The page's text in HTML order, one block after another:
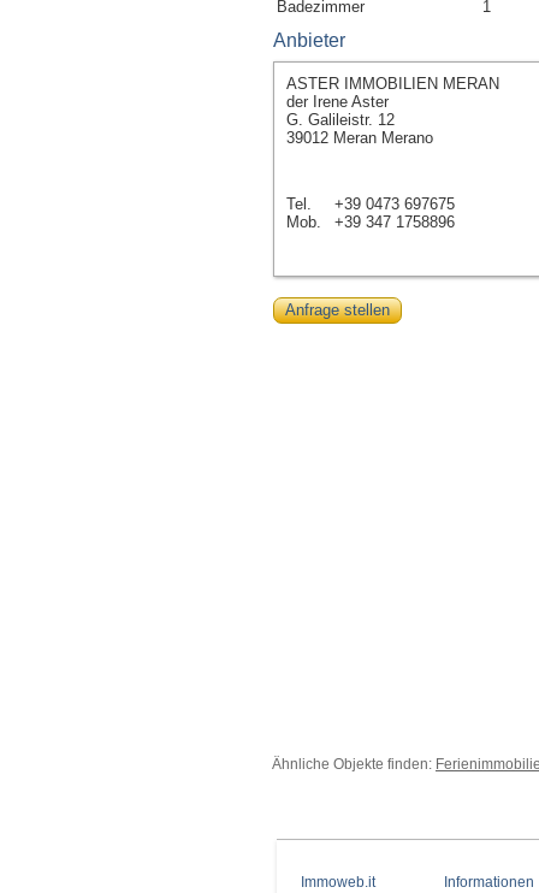
Badezimmer
1
Anbieter
ASTER IMMOBILIEN MERAN
der Irene Aster
G. Galileistr. 12
39012 Meran Merano
Tel.
+39 0473 697675
Mob.
+39 347 1758896
Anfrage stellen
Ähnliche Objekte finden:
Immoweb.it Informationen